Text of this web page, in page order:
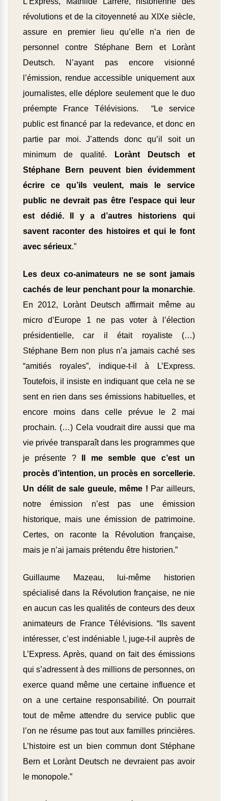
révolutions et de la citoyenneté au XIXe siècle,
assure en premier lieu qu’elle n’a rien de
personnel contre Stéphane Bern et Lorànt
Deutsch. N’ayant pas encore visionné
l’émission, rendue accessible uniquement aux
journalistes, elle déplore seulement que le duo
préempte France Télévisions. “Le service
public est financé par la redevance, et donc en
partie par moi. J’attends donc qu’il soit un
minimum de qualité.
Lorànt Deutsch et
Stéphane Bern peuvent bien évidemment
écrire ce qu’ils veulent, mais le service
public ne devrait pas être l’espace qui leur
est dédié. Il y a d’autres historiens qui
savent raconter des histoires et qui le font
avec sérieux.”
Les deux co-animateurs ne se sont jamais
cachés de leur penchant pour la monarchie.
En 2012, Lorànt Deutsch affirmait même au
micro d’Europe 1 ne pas voter à l’élection
présidentielle, car il était royaliste (…)
Stéphane Bern non plus n’a jamais caché ses
“amitiés royales”, indique-t-il à L’Express.
Toutefois, il insiste en indiquant que cela ne se
sent en rien dans ses émissions habituelles, et
encore moins dans celle prévue le 2 mai
prochain. (…) Cela voudrait dire aussi que ma
vie privée transparaît dans les programmes que
je présente ?
Il me semble que c’est un
procès d’intention, un procès en sorcellerie.
Un délit de sale gueule, même ! Par ailleurs,
notre émission n’est pas une émission
historique, mais une émission de patrimoine.
Certes, on raconte la Révolution française,
mais je n’ai jamais prétendu être historien.”
Guillaume Mazeau, lui-même historien
spécialisé dans la Révolution française, ne nie
en aucun cas les qualités de conteurs des deux
animateurs de France Télévisions. “Ils savent
intéresser, c’est indéniable !, juge-t-il auprès de
L’Express. Après, quand on fait des émissions
qui s’adressent à des millions de personnes, on
exerce quand même une certaine influence et
on a une certaine responsabilité. On pourrait
tout de même attendre du service public que
l’on ne résume pas tout aux familles princières.
L’histoire est un bien commun dont Stéphane
Bern et Lorànt Deutsch ne devraient pas avoir
le monopole.”